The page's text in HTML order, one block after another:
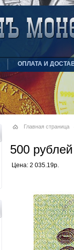
ОПЛАТА И
Главная страница
500
Цена: 2 035.19р.